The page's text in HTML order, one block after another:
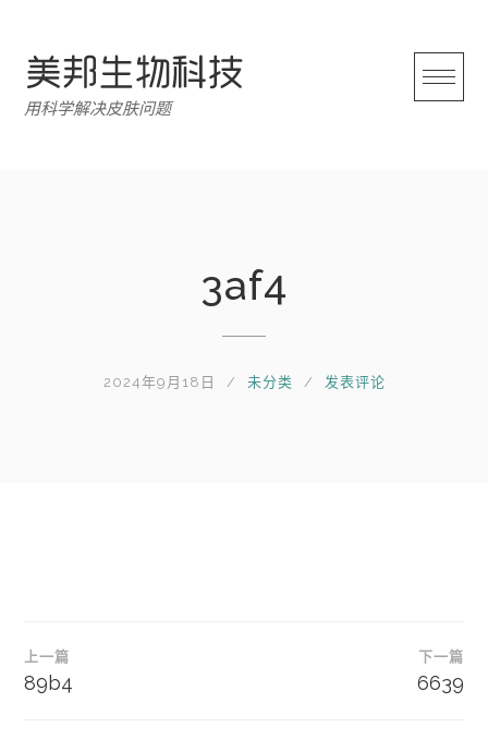
用科学解决皮肤问题
3af4
2024年9月18日 未分类 发表评论
文
章
上一篇
89b4
下一篇
6639